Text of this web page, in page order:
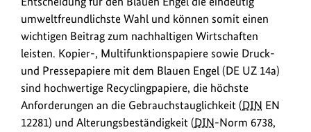
umweltfreundlichste Wahl und können somit einen
wichtigen Beitrag zum nachhaltigen Wirtschaften
leisten. Kopier-, Multifunktionspapiere sowie Druck-
und Pressepapiere mit dem Blauen Engel (DE UZ 14a)
sind hochwertige Recyclingpapiere, die höchste
Anforderungen an die Gebrauchstauglichkeit (DIN EN
12281) und Alterungsbeständigkeit (DIN-Norm 6738,